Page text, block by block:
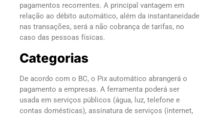
pagamentos recorrentes. A principal vantagem em
relação ao débito automático, além da instantaneidade
nas transações, será a não cobrança de tarifas, no
caso das pessoas físicas.
Categorias
De acordo com o BC, o Pix automático abrangerá o
pagamento a empresas. A ferramenta poderá ser
usada em serviços públicos (água, luz, telefone e
contas domésticas), assinatura de serviços (internet,